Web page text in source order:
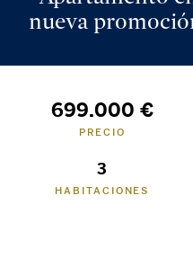
nueva
699.000 €
PRECIO
3
HABITACIONES